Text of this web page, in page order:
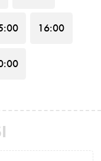
:00 16:00
:00